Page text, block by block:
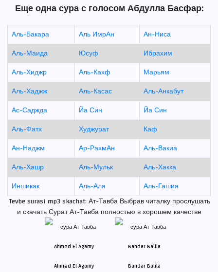
Еще одна сура с голосом Абдулла Басфар:
Аль-Бакара Аль ИмрАн
Ан-Ниса
Аль-Маида
Юсуф
Ибрахим
Аль-Хиджр
Аль-Кахф
Марьям
Аль-Хаджж
Аль-Касас
Аль-Анкабут
Ас-Саджда
Йа Син
Йа Син
Аль-Фатх
Худжурат
Каф
Ан-Наджм
Ар-РахмАн
Аль-Вакиа
Аль-Хашр
Аль-Мульк
Аль-Хакка
Иншикак
Аль-Аля
Аль-Гашия
Tevbe surasi mp3 skachat: Ат-Тавба Выбрав читалку прослушать
и скачать Сурат Ат-Тавба полностью в хорошем качестве
Ahmed El Agamy Bandar Balila